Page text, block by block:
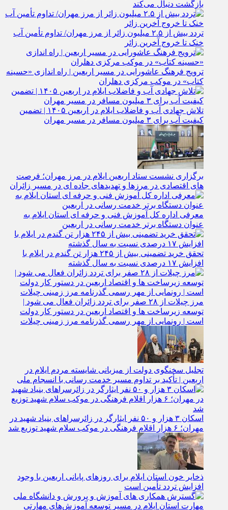
بازگشت دنبال می‌کند
تردد بیش از ۲.۵ میلیون زائر از مرز مهران/ تداوم تأمین آب
خنک تا خروج آخرین زائر
ترویج فرهنگ عاشورایی در مسیر اربعین | راه‌ اندازی «حسینه
کتاب» در موکب مرکزی دهلران
تلاش جهادی آب و فاضلاب ایلام در اربعین ۱۴۰۵ | تضمین
کیفیت آب برای ۳ میلیون مسافر در مسیر مهران
برگزاری نشست ستاد اربعین ایلام در مرز مهران؛ فرصت‌
های اقتصادی در مرزها و تهدیدهای جاده‌ ای در مسیر زائران
معرفی اداره کل آموزش فنی و حرفه‌ ای استان ایلام به‌
عنوان دستگاه برتر خدمت‌ رسانی در اربعین
تحقق خرید تضمینی بیش از ۲۴۵ هزار تن گندم در ایلام با
افزایش ۱۷ درصدی نسبت به سال گذشته
مرز چیلات از ۲۸ صفر برای تردد زائران فعال می‌ شود |
توسعه زیرساخت‌ ها و اقتصاد اربعین در دستور کار دولت
است | رونمایی از مهر رسمی گذرنامه مرز زمینی چیلات
تجلیل سخنگوی دولت از میزبانی شایسته مردم ایلام در
اربعین | تأکید بر تداوم مسیر خدمت‌ رسانی با انسجام ملی
اسکان ۳ هزار و ۵۰ نفر ایثارگر در زائرسراهای بنیاد شهید در
مهران؛ ۶ هزار اقلام فرهنگی در موکب سلام شهید توزیع شد
ذخایر خون استان ایلام برای روزهای پایانی اربعین با وجود
افزایش تردد تأمین است